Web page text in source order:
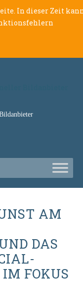
In dieser Zeit
AM
DAS
M
FOKUS